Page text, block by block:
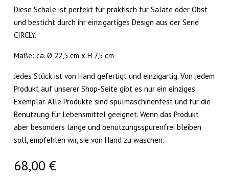
Diese Schale ist perfekt für praktisch für Salate oder Obst
und besticht durch ihr einzigartiges Design aus der Serie
CIRCLY.
Maße: ca. Ø 22,5 cm x H 7,5 cm
Jedes Stück ist von Hand gefertigt und einzigartig. Von jedem
Produkt auf unserer Shop-Seite gibt es nur ein einziges
Exemplar. Alle Produkte sind spülmaschinenfest und für die
Benutzung für Lebensmittel geeignet. Wenn das Produkt
aber besonders lange und benutzungsspurenfrei bleiben
soll, empfehlen wir, sie von Hand zu waschen.
68,00 €